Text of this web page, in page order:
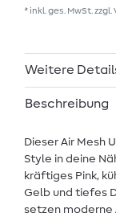
* inkl. ges. MwSt. zzgl.
Weitere
Beschreibung
Dieser Air Mesh
Style in deine
kräftiges Pink,
Gelb und tiefes
setzen moderne